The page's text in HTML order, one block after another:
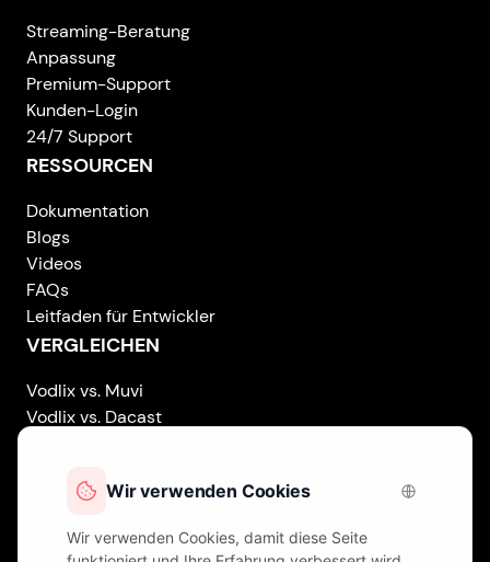
Streaming-Beratung
Anpassung
Premium-Support
Kunden-Login
24/7 Support
RESSOURCEN
Dokumentation
Blogs
Videos
FAQs
Leitfaden für Entwickler
VERGLEICHEN
Vodlix vs. Muvi
Vodlix vs. Dacast
Vodlix vs. Brightcove